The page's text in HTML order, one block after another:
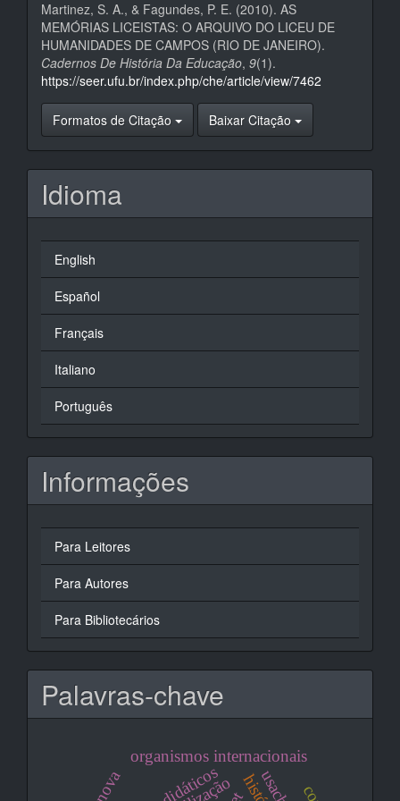
Martinez, S. A., & Fagundes, P. E. (2010). AS
MEMÓRIAS LICEISTAS: O ARQUIVO DO LICEU DE
HUMANIDADES DE CAMPOS (RIO DE JANEIRO).
Cadernos De História Da Educação, 9(1).
https://seer.ufu.br/index.php/che/article/view/7462
Formatos de Citação Baixar Citação
Idioma
English
Español
Français
Italiano
Português
Informações
Para Leitores
Para Autores
Para Bibliotecários
Palavras-chave
organismos internacionais
usach